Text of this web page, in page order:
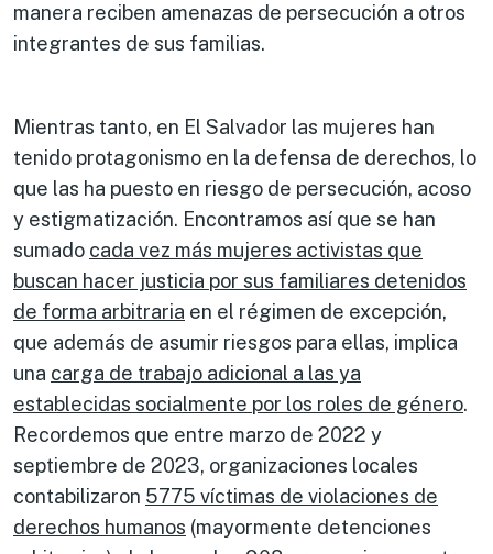
manera reciben amenazas de persecución a otros
integrantes de sus familias.
Mientras tanto, en El Salvador las mujeres han
tenido protagonismo en la defensa de derechos, lo
que las ha puesto en riesgo de persecución, acoso
y estigmatización. Encontramos así que se han
sumado cada vez más mujeres activistas que
buscan hacer justicia por sus familiares detenidos
de forma arbitraria en el régimen de excepción,
que además de asumir riesgos para ellas, implica
una carga de trabajo adicional a las ya
establecidas socialmente por los roles de género.
Recordemos que entre marzo de 2022 y
septiembre de 2023, organizaciones locales
contabilizaron 5775 víctimas de violaciones de
derechos humanos (mayormente detenciones